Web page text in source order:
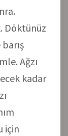
Döktünüz
Ağzı
kadar
için